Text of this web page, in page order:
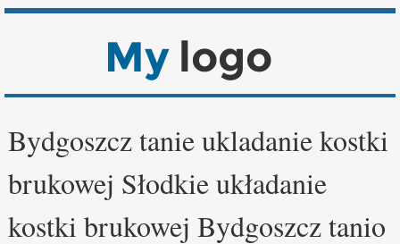
Bydgoszcz tanie ukladanie kostki
brukowej Słodkie układanie
kostki brukowej Bydgoszcz tanio